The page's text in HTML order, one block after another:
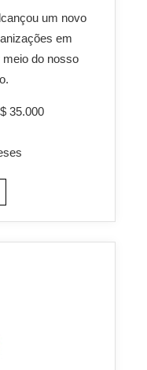
um novo
em
do nosso
35.000